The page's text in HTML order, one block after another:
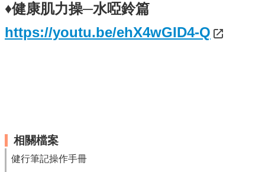
♦健康肌力操─水啞鈴篇
https://youtu.be/ehX4wGID4-Q
相關檔案
健行筆記操作手冊